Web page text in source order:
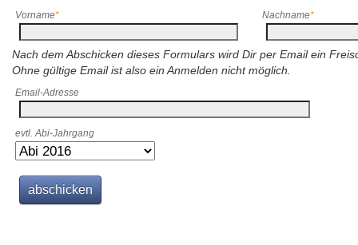
Vorname Nachname
Nach dem Abschicken dieses Formulars wird Dir per Email ein
Ohne gültige Email ist also ein Anmelden nicht möglich.
Email-Adresse
evtl. Abi-Jahrgang